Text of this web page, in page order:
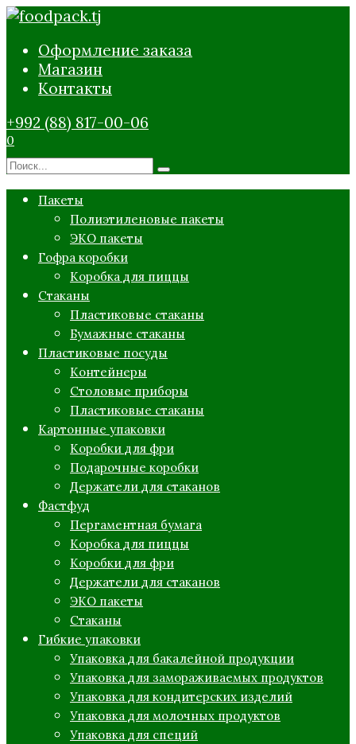
Перейти
содержанию
Оформление заказа
Магазин
Контакты
+992 (88) 817-00-06
0
Search
Пакеты
Полиэтиленовые пакеты
ЭКО пакеты
Гофра коробки
Коробка для пиццы
Стаканы
Пластиковые стаканы
Бумажные стаканы
Пластиковые посуды
Контейнеры
Столовые приборы
Пластиковые стаканы
Картонные упаковки
Коробки для фри
Подарочные коробки
Держатели для стаканов
Фастфуд
Пергаментная бумага
Коробка для пиццы
Коробки для фри
Держатели для стаканов
ЭКО пакеты
Стаканы
Гибкие упаковки
Упаковка для бакалейной продукции
Упаковка для замораживаемых продуктов
Упаковка для кондитерских изделий
Упаковка для молочных продуктов
Упаковка для специй